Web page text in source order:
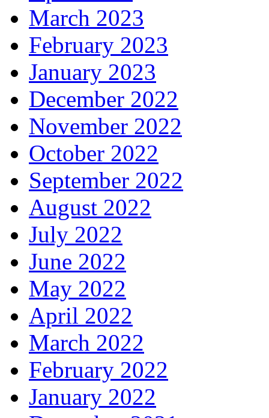
March 2023
February 2023
January 2023
December 2022
November 2022
October 2022
September 2022
August 2022
July 2022
June 2022
May 2022
April 2022
March 2022
February 2022
January 2022